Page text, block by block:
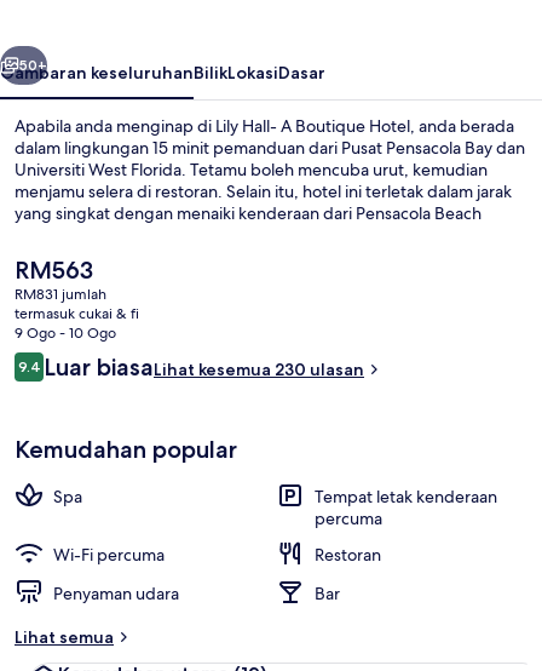
Seterusnya
50+
Gambaran keseluruhanBilikLokasiDasar
Apabila anda menginap di Lily Hall- A Boutique Hotel, anda berada
dalam lingkungan 15 minit pemanduan dari Pusat Pensacola Bay dan
Universiti West Florida. Tetamu boleh mencuba urut, kemudian
menjamu selera di restoran. Selain itu, hotel ini terletak dalam jarak
yang singkat dengan menaiki kenderaan dari Pensacola Beach
pengembara lain.
Harga
semasa
ialah
RM563
RM563
RM831 jumlah
termasuk cukai & fi
9 Ogo - 10 Ogo
Ulasan
9.49.4 daripada 10
Luar biasaLihat kesemua 230 ulasan
Kemudahan popular
Spa
Tempat letak kenderaan
percuma
Wi-Fi percuma
Restoran
Penyaman udara
Bar
Lihat semua